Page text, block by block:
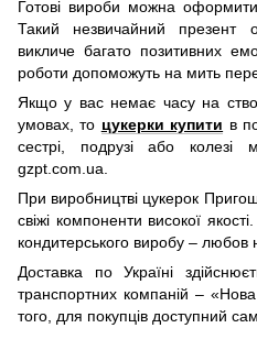
Готові вироби можна
Такий незвичайний презент
викличе багато позитивних
роботи допоможуть на мить
Якщо у вас немає часу на
умовах, то цукерки купити в
сестрі, подрузі або колезі
gzpt.com.ua.
При виробництві цукерок
свіжі компоненти високої
кондитерського виробу – любов
Доставка по Україні
транспортних компаній –
того, для покупців доступний